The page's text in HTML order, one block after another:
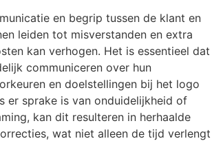
en begrip tussen de klant en
leiden tot misverstanden en extra
kan verhogen. Het is essentieel dat
communiceren over hun
en doelstellingen bij het logo
er sprake is van onduidelijkheid of
kan dit resulteren in herhaalde
wat niet alleen de tijd verlengt